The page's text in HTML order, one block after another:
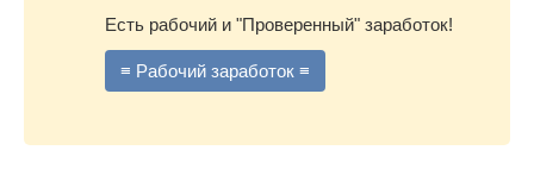
Есть рабочий и "Проверенный" заработок!
≡ Рабочий заработок ≡